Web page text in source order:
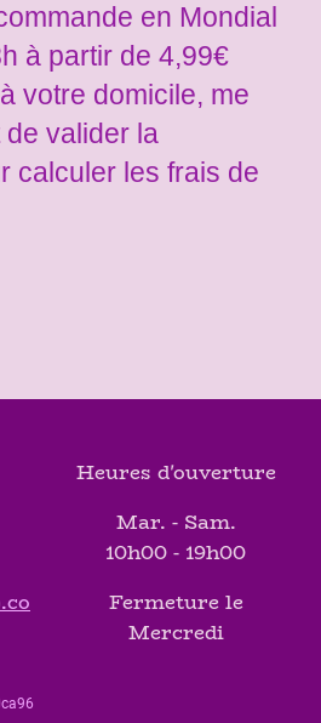
en Mondial
à partir de 4,99€
votre domicile, me
valider la
calculer les frais de
Heures d'ouverture
Mar. - Sam.
10h00 - 19h00
Fermeture le
Mercredi